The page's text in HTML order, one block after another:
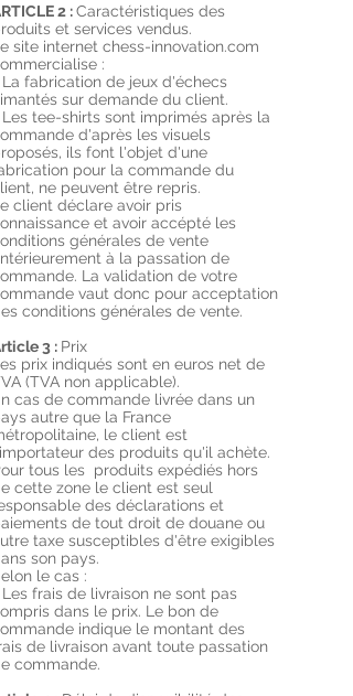
2 :Caractéristiques des
et services vendus.
site internet chess-innovation.com
:
fabrication de jeux d'échecs
sur demande du client.
tee-shirts sont imprimés après la
d'après les visuels
ils font l'objet d'une
pour la commande du
ne peuvent être repris.
client déclare avoir pris
et avoir accépté les
générales de vente
à la passation de
La validation de votre
vaut donc pour acceptation
conditions générales de vente.
3 : Prix
prix indiqués sont en euros net de
(TVA non applicable).
cas de commande livrée dans un
autre que la France
le client est
des produits qu'il achète.
tous les produits expédiés hors
cette zone le client est seul
des déclarations et
de tout droit de douane ou
taxe susceptibles d'être exigibles
son pays.
le cas :
frais de livraison ne sont pas
dans le prix. Le bon de
indique le montant des
de livraison avant toute passation
commande.